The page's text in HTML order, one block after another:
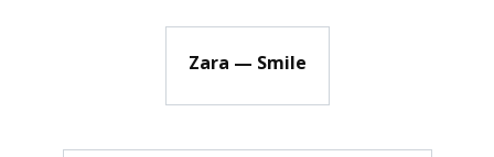
Zara — Smile